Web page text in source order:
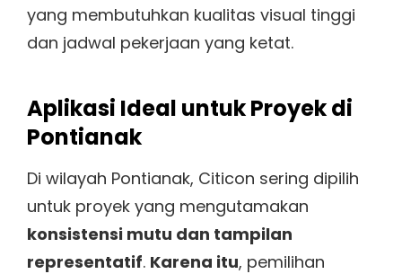
yang membutuhkan kualitas visual tinggi
dan jadwal pekerjaan yang ketat.
Aplikasi Ideal untuk Proyek di
Pontianak
Di wilayah Pontianak, Citicon sering dipilih
untuk proyek yang mengutamakan
konsistensi mutu dan tampilan
representatif. Karena itu, pemilihan